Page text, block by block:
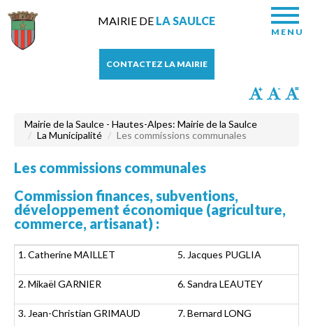
MAIRIE DE LA SAULCE
MENU
CONTACTEZ LA MAIRIE
Mairie de la Saulce - Hautes-Alpes: Mairie de la Saulce
La Municipalité
Les commissions communales
Les commissions communales
Commission finances, subventions,
développement économique (agriculture,
commerce, artisanat) :
1. Catherine MAILLET 5. Jacques PUGLIA
2. Mikaël GARNIER 6. Sandra LEAUTEY
3. Jean-Christian GRIMAUD 7. Bernard LONG